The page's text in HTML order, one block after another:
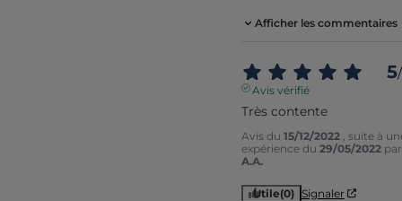
Afficher les commentaires
5/
Avis vérifié
Très contente
Avis du 15/12/2022
, suite à
expérience du 29/05/2022 par
A.A.
Utile(0) Signaler